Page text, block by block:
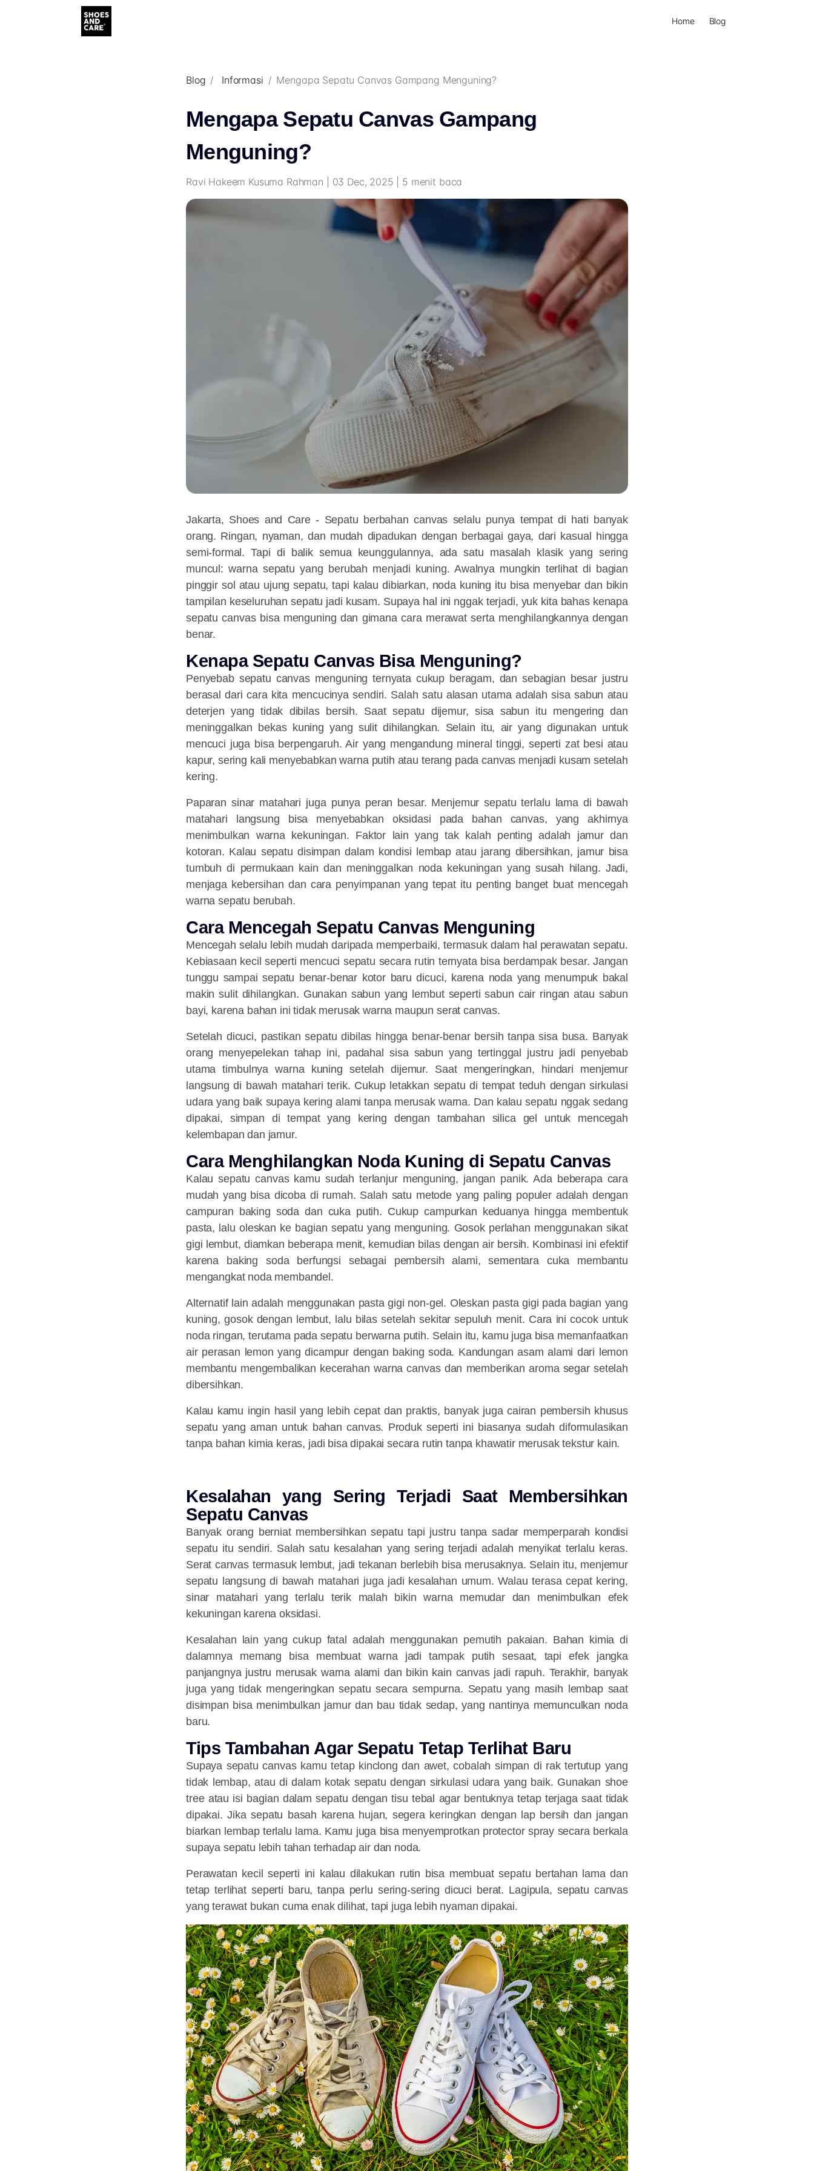
Home Blog
Blog Informasi Mengapa Sepatu Canvas Gampang Menguning?
Mengapa Sepatu Canvas Gampang
Menguning?
Ravi Hakeem Kusuma Rahman | 03 Dec, 2025 | 5 menit baca
Jakarta, Shoes and Care - Sepatu berbahancanvas selalu punya tempat di hati banyak
orang. Ringan, nyaman, dan mudah dipadukan dengan berbagai gaya, dari kasual hingga
semi-formal. Tapi di balik semua keunggulannya, ada satu masalah klasik yang sering
muncul: warna sepatu yang berubah menjadi kuning. Awalnya mungkin terlihat di bagian
pinggir sol atau ujung sepatu, tapi kalau dibiarkan, noda kuning itu bisa menyebar dan bikin
tampilan keseluruhan sepatu jadi kusam. Supaya hal ini nggak terjadi, yuk kita bahas kenapa
sepatu canvas bisa menguning dan gimana cara merawat serta menghilangkannya dengan
benar.
Kenapa Sepatu Canvas Bisa Menguning?
Penyebab sepatu canvas menguning ternyata cukup beragam, dan sebagian besar justru
berasal dari cara kita mencucinya sendiri. Salah satu alasan utama adalah sisa sabun atau
deterjen yang tidak dibilas bersih. Saat sepatu dijemur, sisa sabun itu mengering dan
meninggalkan bekas kuning yang sulit dihilangkan. Selain itu, air yang digunakan untuk
mencuci juga bisa berpengaruh. Air yang mengandung mineral tinggi, seperti zat besi atau
kapur, sering kali menyebabkan warna putih atau terang pada canvas menjadi kusam setelah
kering.
Paparan sinar matahari juga punya peran besar. Menjemur sepatu terlalu lama di bawah
matahari langsung bisa menyebabkan oksidasi pada bahan canvas, yang akhirnya
menimbulkan warna kekuningan. Faktor lain yang tak kalah penting adalah jamur dan
kotoran. Kalau sepatu disimpan dalam kondisi lembap atau jarang dibersihkan, jamur bisa
tumbuh di permukaan kain dan meninggalkan noda kekuningan yang susah hilang. Jadi,
menjaga kebersihan dan cara penyimpanan yang tepat itu penting banget buat mencegah
warna sepatu berubah.
Cara Mencegah Sepatu Canvas Menguning
Mencegah selalu lebih mudah daripada memperbaiki, termasuk dalam hal perawatan sepatu.
Kebiasaan kecil seperti mencuci sepatu secara rutin ternyata bisa berdampak besar. Jangan
tunggu sampai sepatu benar-benar kotor baru dicuci, karena noda yang menumpuk bakal
makin sulit dihilangkan. Gunakan sabun yang lembut seperti sabun cair ringan atau sabun
bayi, karena bahan ini tidak merusak warna maupun serat canvas.
Setelah dicuci, pastikan sepatu dibilas hingga benar-benar bersih tanpa sisa busa. Banyak
orang menyepelekan tahap ini, padahal sisa sabun yang tertinggal justru jadi penyebab
utama timbulnya warna kuning setelah dijemur. Saat mengeringkan, hindari menjemur
langsung di bawah matahari terik. Cukup letakkan sepatu di tempat teduh dengan sirkulasi
udara yang baik supaya kering alami tanpa merusak warna. Dan kalau sepatu nggak sedang
dipakai, simpan di tempat yang kering dengan tambahan silica gel untuk mencegah
kelembapan dan jamur.
Cara Menghilangkan Noda Kuning di Sepatu Canvas
Kalau sepatu canvas kamu sudah terlanjur menguning, jangan panik. Ada beberapa cara
mudah yang bisa dicoba di rumah. Salah satu metode yang paling populer adalah dengan
campuran baking soda dan cuka putih. Cukup campurkan keduanya hingga membentuk
pasta, lalu oleskan ke bagian sepatu yang menguning. Gosok perlahan menggunakan sikat
gigi lembut, diamkan beberapa menit, kemudian bilas dengan air bersih. Kombinasi ini efektif
karena baking soda berfungsi sebagai pembersih alami, sementara cuka membantu
mengangkat noda membandel.
Alternatif lain adalah menggunakan pasta gigi non-gel. Oleskan pasta gigi pada bagian yang
kuning, gosok dengan lembut, lalu bilas setelah sekitar sepuluh menit. Cara ini cocok untuk
noda ringan, terutama pada sepatu berwarna putih. Selain itu, kamu juga bisa memanfaatkan
air perasan lemon yang dicampur dengan baking soda. Kandungan asam alami dari lemon
membantu mengembalikan kecerahan warna canvas dan memberikan aroma segar setelah
dibersihkan.
Kalau kamu ingin hasil yang lebih cepat dan praktis, banyak juga cairan pembersih khusus
sepatu yang aman untuk bahan canvas. Produk seperti ini biasanya sudah diformulasikan
tanpa bahan kimia keras, jadi bisa dipakai secara rutin tanpa khawatir merusak tekstur kain.
Kesalahan yang Sering Terjadi Saat Membersihkan
Sepatu Canvas
Banyak orang berniat membersihkan sepatu tapi justru tanpa sadar memperparah kondisi
sepatu itu sendiri. Salah satu kesalahan yang sering terjadi adalah menyikat terlalu keras.
Serat canvas termasuk lembut, jadi tekanan berlebih bisa merusaknya. Selain itu, menjemur
sepatu langsung di bawah matahari juga jadi kesalahan umum. Walau terasa cepat kering,
sinar matahari yang terlalu terik malah bikin warna memudar dan menimbulkan efek
kekuningan karena oksidasi.
Kesalahan lain yang cukup fatal adalah menggunakan pemutih pakaian. Bahan kimia di
dalamnya memang bisa membuat warna jadi tampak putih sesaat, tapi efek jangka
panjangnya justru merusak warna alami dan bikin kain canvas jadi rapuh. Terakhir, banyak
juga yang tidak mengeringkan sepatu secara sempurna. Sepatu yang masih lembap saat
disimpan bisa menimbulkan jamur dan bau tidak sedap, yang nantinya memunculkan noda
baru.
Tips Tambahan Agar Sepatu Tetap Terlihat Baru
Supaya sepatu canvas kamu tetap kinclong dan awet, cobalah simpan di rak tertutup yang
tidak lembap, atau di dalam kotak sepatu dengan sirkulasi udara yang baik. Gunakan shoe
tree atau isi bagian dalam sepatu dengan tisu tebal agar bentuknya tetap terjaga saat tidak
dipakai. Jika sepatu basah karena hujan, segera keringkan dengan lap bersih dan jangan
biarkan lembap terlalu lama. Kamu juga bisa menyemprotkan protector spray secara berkala
supaya sepatu lebih tahan terhadap air dan noda.
Perawatan kecil seperti ini kalau dilakukan rutin bisa membuat sepatu bertahan lama dan
tetap terlihat seperti baru, tanpa perlu sering-sering dicuci berat. Lagipula, sepatu canvas
yang terawat bukan cuma enak dilihat, tapi juga lebih nyaman dipakai.